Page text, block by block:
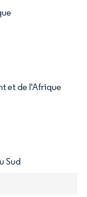
et de l'Afrique
Sud